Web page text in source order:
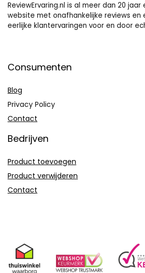
ReviewErvaring.nl is al meer dan 20
website met onafhankelijke reviews en
eerlijke klantervaringen voor en door
Consumenten
Blog
Privacy Policy
Contact
Bedrijven
Product toevoegen
Product verwijderen
Contact